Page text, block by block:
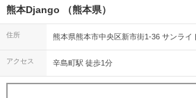
熊本Django （熊本県）
住所 熊本県熊本市中央区新市街1-36 サンライ
アクセス 辛島町駅 徒歩1分